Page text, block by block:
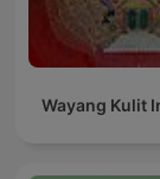
Wayang Kulit